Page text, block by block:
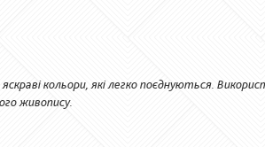
кольори, які легко поєднуються.
живопису.